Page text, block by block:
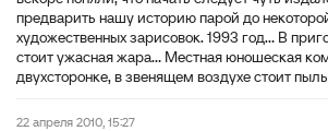
предварить нашу историю парой до
художественных зарисовок. 1993 год... В
стоит ужасная жара... Местная юношеская
двухсторонке, в звенящем воздухе стоит
22 апреля 2010, 15:27